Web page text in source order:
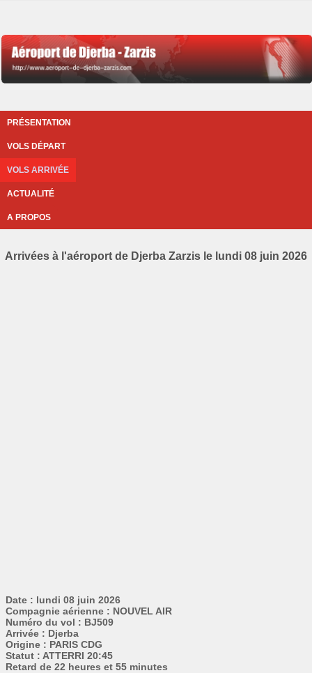
PRÉSENTATION
VOLS DÉPART
VOLS ARRIVÉE
ACTUALITÉ
A PROPOS
Arrivées à l'aéroport de Djerba Zarzis le lundi 08 juin 2026
Date : lundi 08 juin 2026
Compagnie aérienne : NOUVEL AIR
Numéro du vol : BJ509
Arrivée : Djerba
Origine : PARIS CDG
Statut : ATTERRI 20:45
Retard de 22 heures et 55 minutes